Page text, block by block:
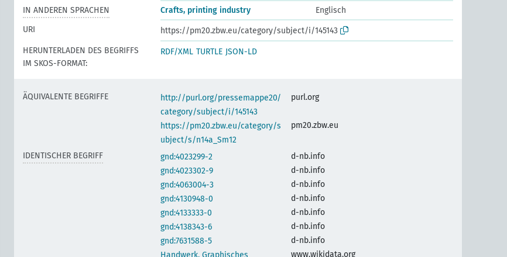
IN ANDEREN SPRACHEN
Crafts, printing industry
Englisch
URI
https://pm20.zbw.eu/category/subject/i/145143
HERUNTERLADEN DES BEGRIFFS
IM SKOS-FORMAT:
RDF/XML TURTLE JSON-LD
ÄQUIVALENTE BEGRIFFE
http://purl.org/pressemappe20/
category/subject/i/145143
purl.org
https://pm20.zbw.eu/category/s
ubject/s/n14a_Sm12
pm20.zbw.eu
IDENTISCHER BEGRIFF gnd:4023299-2
d-nb.info
gnd:4023302-9
d-nb.info
gnd:4063004-3
d-nb.info
gnd:4130948-0
d-nb.info
gnd:4133333-0
d-nb.info
gnd:4138343-6
d-nb.info
gnd:7631588-5
d-nb.info
Handwerk, Graphisches
www.wikidata.org